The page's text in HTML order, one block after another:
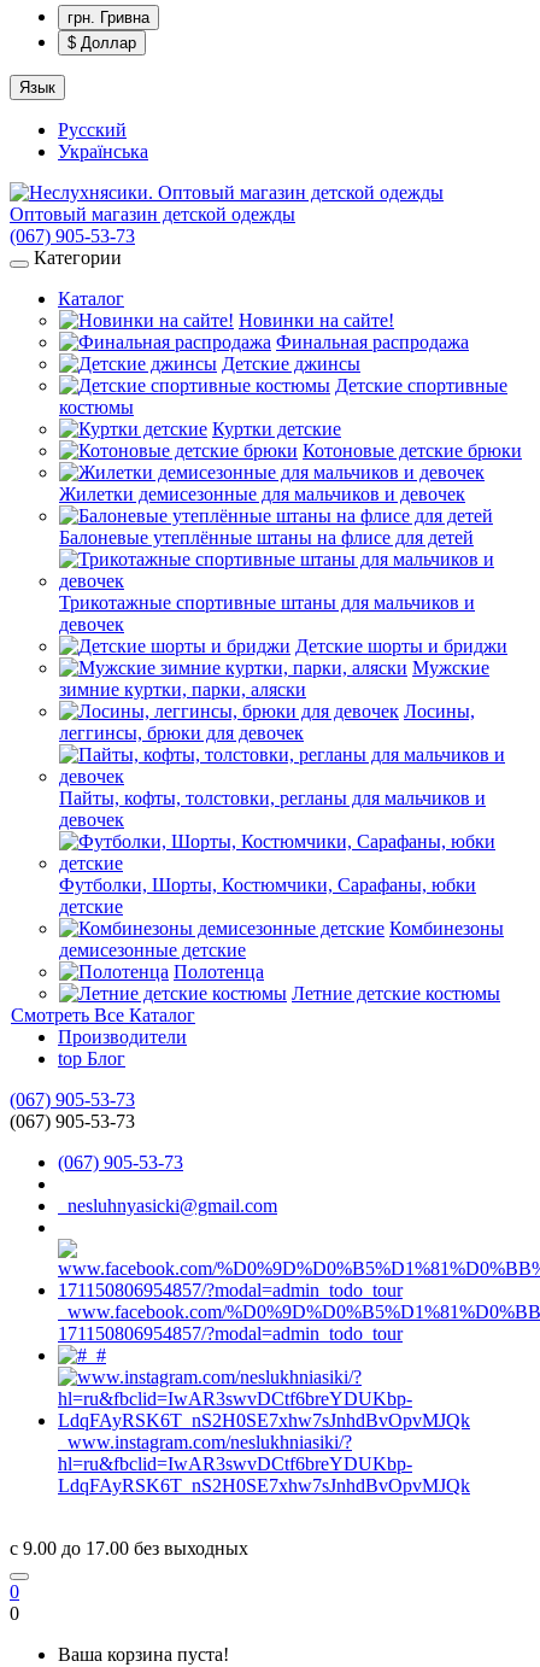
грн. Гривна
$ Доллар
Язык
Русский
Українська
Оптовый магазин детской одежды
(067) 905-53-73
Категории
Каталог
Новинки на сайте!
Финальная распродажа
Детские джинсы
Детские спортивные
костюмы
Куртки детские
Котоновые детские брюки
Жилетки демисезонные для мальчиков и девочек
Балоневые утеплённые штаны на флисе для детей
Трикотажные спортивные штаны для мальчиков и
девочек
Детские шорты и бриджи
Мужские
зимние куртки, парки, аляски
Лосины,
леггинсы, брюки для девочек
Пайты, кофты, толстовки, регланы для мальчиков и
девочек
Футболки, Шорты, Костюмчики, Сарафаны, юбки
детские
Комбинезоны
демисезонные детские
Полотенца
Летние детские костюмы
Смотреть Все Каталог
Производители
top Блог
(067) 905-53-73
(067) 905-53-73
(067) 905-53-73
nesluhnyasicki@gmail.com
www.facebook.com/
171150806954857/?modal=admin_todo_tour
#
www.instagram.com/neslukhniasiki/?
hl=ru&fbclid=IwAR3swvDCtf6breYDUKbp-
LdqFAyRSK6T_nS2H0SE7xhw7sJnhdBvOpvMJQk
c 9.00 до 17.00 без выходных
0
0
Ваша корзина пуста!